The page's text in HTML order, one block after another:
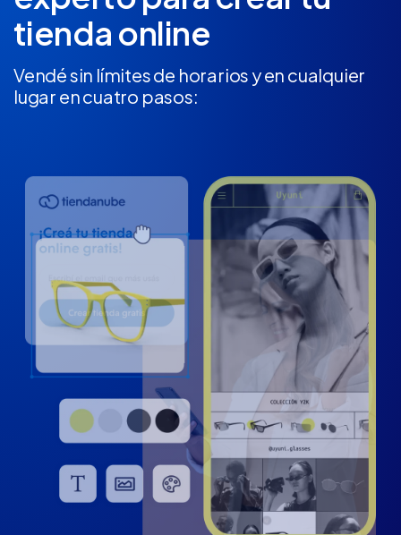
tienda online
Vendé sin límites de horarios y en cualquier
lugar en cuatro pasos: